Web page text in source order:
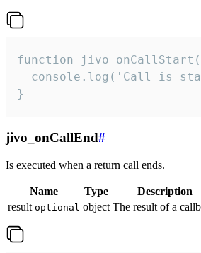
function
console.log('Call is
}
jivo_onCallEnd#
Is executed when a return call ends.
Name Type
Description
result optional object The result of a